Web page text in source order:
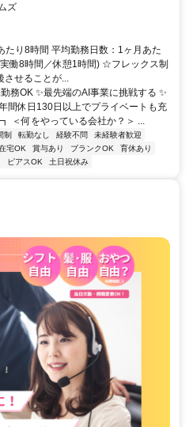
ズ
たり8時間 平均勤務日数：1ヶ月あた
働8時間／休憩1時間) ☆フレックス制
させることが...
務OK ✨最先端のAI事業に挑戦する ✨
間休日130日以上でプライベートも充
やっている会社か？＞ ...
制 転勤なし 経験不問
未経験者歓迎
宅OK 賞与あり ブランクOK
育休あり
ピアスOK 土日祝休み